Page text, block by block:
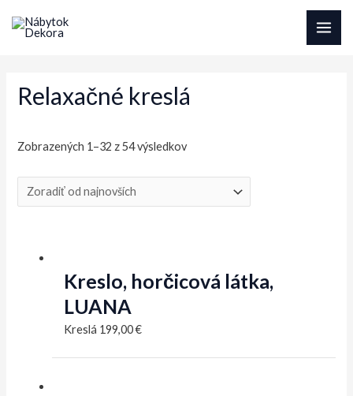
Relaxačné kreslá
Zobrazených 1–32 z 54 výsledkovSorted
Kreslo, horčicová látka,
LUANA
Kreslá 199,00€